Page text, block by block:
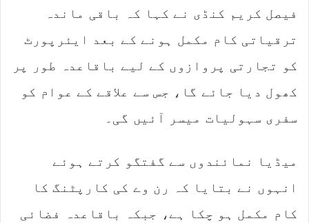
فیصل کریم کنڈی نے کہا کہ باقی ماندہ
ترقیاتی کام مکمل ہونے کے بعد ایئرپورٹ
کو تجارتی پروازوں کے لیے باقاعدہ طور پر
کھول دیا جائے گا، جس سے علاقے کے عوام کو
سفری سہولیات میسر آئیں گی۔
میڈیا نمائندوں سے گفتگو کرتے ہوئے
انہوں نے بتایا کہ رن وے کی کارپٹنگ کا
کام مکمل ہو چکا ہے، جبکہ باقاعدہ فضائی